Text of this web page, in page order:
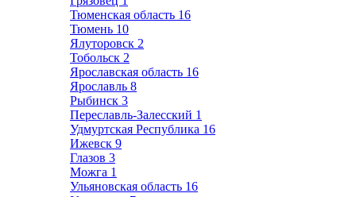
Тюменская область 16
Тюмень 10
Ялуторовск 2
Тобольск 2
Ярославская область 16
Ярославль 8
Рыбинск 3
Переславль-Залесский 1
Удмуртская Республика 16
Ижевск 9
Глазов 3
Можга 1
Ульяновская область 16